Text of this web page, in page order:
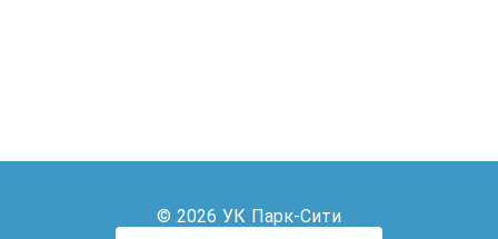
© 2026 УК Парк-Сити